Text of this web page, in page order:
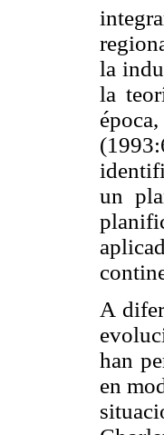
la
la
un
A
han
en